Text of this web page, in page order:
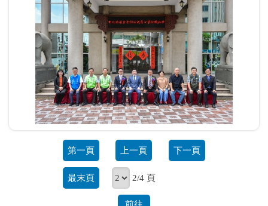
第一頁 上一頁 下一頁
最末頁 2/4 頁
前往